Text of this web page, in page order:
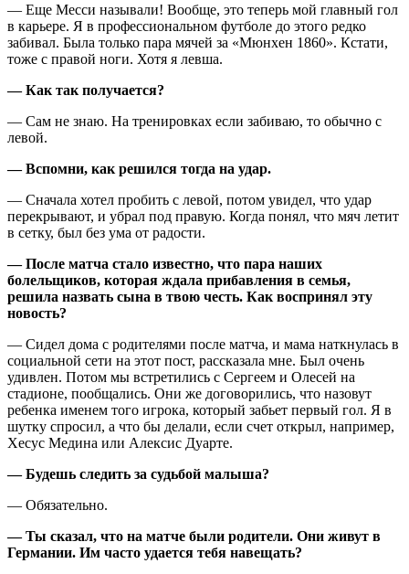
— Еще Месси называли! Вообще, это теперь мой главный гол
в карьере. Я в профессиональном футболе до этого редко
забивал. Была только пара мячей за «Мюнхен 1860». Кстати,
тоже с правой ноги. Хотя я левша.
— Как так получается?
— Сам не знаю. На тренировках если забиваю, то обычно с
левой.
— Вспомни, как решился тогда на удар.
— Сначала хотел пробить с левой, потом увидел, что удар
перекрывают, и убрал под правую. Когда понял, что мяч летит
в сетку, был без ума от радости.
— После матча стало известно, что пара наших
болельщиков, которая ждала прибавления в семья,
решила назвать сына в твою честь. Как воспринял эту
новость?
— Сидел дома с родителями после матча, и мама наткнулась в
социальной сети на этот пост, рассказала мне. Был очень
удивлен. Потом мы встретились с Сергеем и Олесей на
стадионе, пообщались. Они же договорились, что назовут
ребенка именем того игрока, который забьет первый гол. Я в
шутку спросил, а что бы делали, если счет открыл, например,
Хесус Медина или Алексис Дуарте.
— Будешь следить за судьбой малыша?
— Обязательно.
— Ты сказал, что на матче были родители. Они живут в
Германии. Им часто удается тебя навещать?